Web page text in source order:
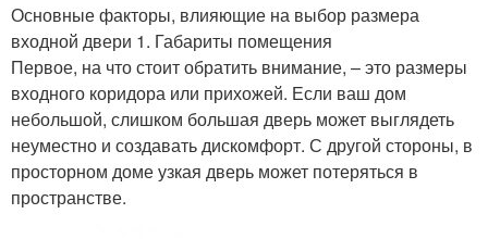
Основные факторы, влияющие на выбор размера
входной двери 1. Габариты помещения
Первое, на что стоит обратить внимание, – это размеры
входного коридора или прихожей. Если ваш дом
небольшой, слишком большая дверь может выглядеть
неуместно и создавать дискомфорт. С другой стороны, в
просторном доме узкая дверь может потеряться в
пространстве.